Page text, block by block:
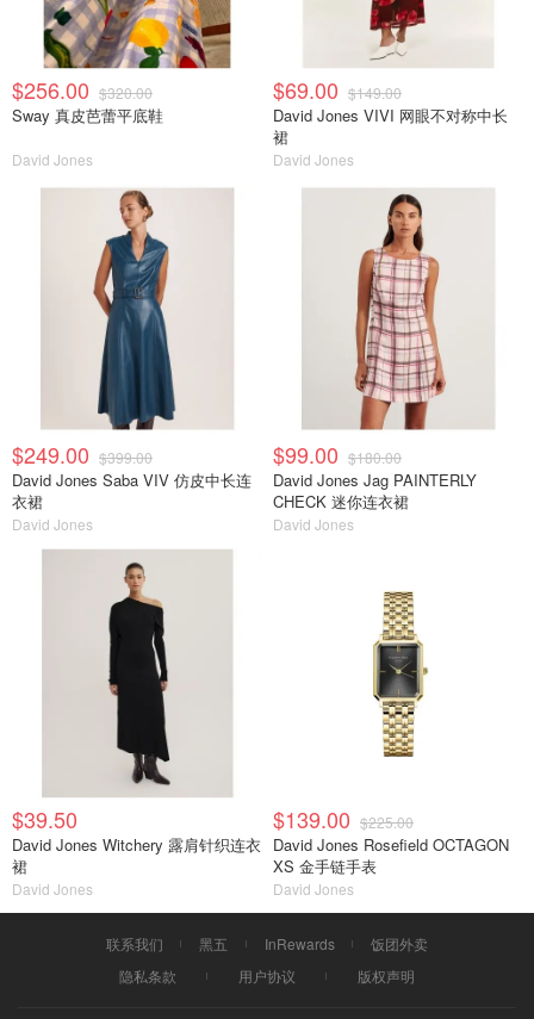
$256.00 $320.00
Sway 真皮芭蕾平底鞋
David Jones
$69.00 $149.00
David Jones VIVI 网眼不对称中长
裙
David Jones
$249.00 $399.00
David Jones Saba VIV 仿皮中长连
衣裙
David Jones
$99.00 $180.00
David Jones Jag PAINTERLY
CHECK 迷你连衣裙
David Jones
$39.50
David Jones Witchery 露肩针织连衣
裙
David Jones
$139.00 $225.00
David Jones Rosefield OCTAGON
XS 金手链手表
David Jones
联系我们 黑五 InRewards
饭团外卖
隐私条款
用户协议 版权声明